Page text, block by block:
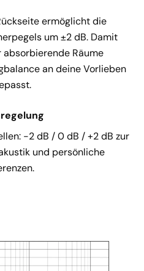
ermöglicht die
um ±2 dB. Damit
Räume
an deine Vorlieben
-2 dB / 0 dB / +2 dB zur
und persönliche